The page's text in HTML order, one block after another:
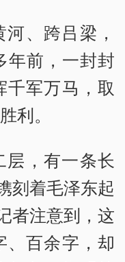
、跨吕梁，
年前，一封封
千军万马，取
利。
，有一条长
刻着毛泽东起
者注意到，这
、百余字，却